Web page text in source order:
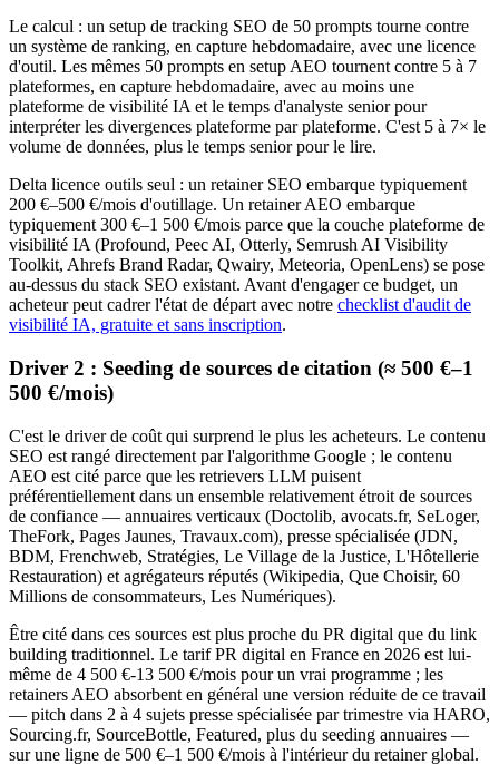
Le calcul : un setup de tracking SEO de 50 prompts tourne contre
un système de ranking, en capture hebdomadaire, avec une licence
d'outil. Les mêmes 50 prompts en setup AEO tournent contre 5 à 7
plateformes, en capture hebdomadaire, avec au moins une
plateforme de visibilité IA et le temps d'analyste senior pour
interpréter les divergences plateforme par plateforme. C'est 5 à 7× le
volume de données, plus le temps senior pour le lire.
Delta licence outils seul : un retainer SEO embarque typiquement
200 €–500 €/mois d'outillage. Un retainer AEO embarque
typiquement 300 €–1 500 €/mois parce que la couche plateforme de
visibilité IA (Profound, Peec AI, Otterly, Semrush AI Visibility
Toolkit, Ahrefs Brand Radar, Qwairy, Meteoria, OpenLens) se pose
au-dessus du stack SEO existant. Avant d'engager ce budget, un
acheteur peut cadrer l'état de départ avec notre checklist d'audit de
visibilité IA, gratuite et sans inscription.
Driver 2 : Seeding de sources de citation (≈ 500 €–1
500 €/mois)
C'est le driver de coût qui surprend le plus les acheteurs. Le contenu
SEO est rangé directement par l'algorithme Google ; le contenu
AEO est cité parce que les retrievers LLM puisent
préférentiellement dans un ensemble relativement étroit de sources
de confiance — annuaires verticaux (Doctolib, avocats.fr, SeLoger,
TheFork, Pages Jaunes, Travaux.com), presse spécialisée (JDN,
BDM, Frenchweb, Stratégies, Le Village de la Justice, L'Hôtellerie
Restauration) et agrégateurs réputés (Wikipedia, Que Choisir, 60
Millions de consommateurs, Les Numériques).
Être cité dans ces sources est plus proche du PR digital que du link
building traditionnel. Le tarif PR digital en France en 2026 est lui-
même de 4 500 €-13 500 €/mois pour un vrai programme ; les
retainers AEO absorbent en général une version réduite de ce travail
— pitch dans 2 à 4 sujets presse spécialisée par trimestre via HARO,
Sourcing.fr, SourceBottle, Featured, plus du seeding annuaires —
sur une ligne de 500 €–1 500 €/mois à l'intérieur du retainer global.